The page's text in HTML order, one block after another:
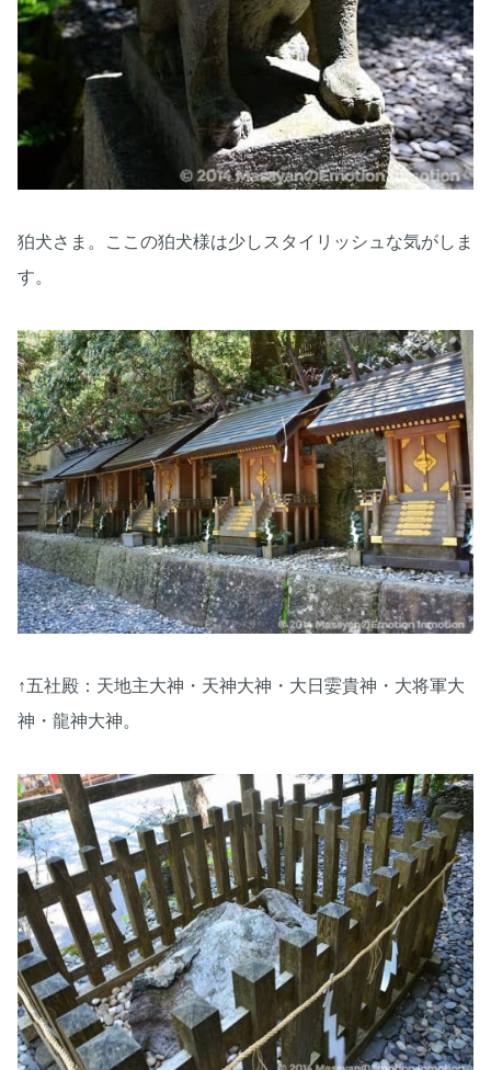
狛犬さま。ここの狛犬様は少しスタイリッシュな気がしま
す。
↑五社殿：天地主大神・天神大神・大日孁貴神・大将軍大
神・龍神大神。